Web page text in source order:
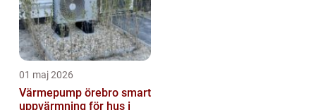
01 maj 2026
Värmepump örebro smart
uppvärmning för hus i